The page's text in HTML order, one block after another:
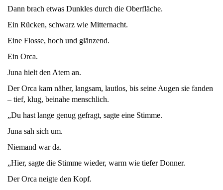
Dann brach etwas Dunkles durch die Oberfläche.
Ein Rücken, schwarz wie Mitternacht.
Eine Flosse, hoch und glänzend.
Ein Orca.
Juna hielt den Atem an.
Der Orca kam näher, langsam, lautlos, bis seine Augen sie fanden
– tief, klug, beinahe menschlich.
„Du hast lange genug gefragt, sagte eine Stimme.
Juna sah sich um.
Niemand war da.
„Hier, sagte die Stimme wieder, warm wie tiefer Donner.
Der Orca neigte den Kopf.